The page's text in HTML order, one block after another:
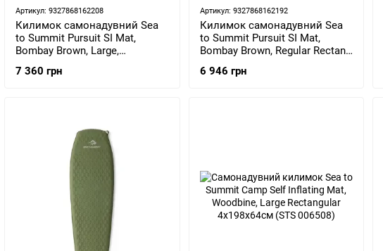
Артикул: 9327868162208
Килимок самонадувний Sea
to Summit Pursuit SI Mat,
Bombay Brown, Large,
060304)
7 360 грн
Артикул: 9327868162192
Килимок самонадувний Sea
to Summit Pursuit SI Mat,
Bombay Brown, Regular Rectang
ASL053102-310303)
6 946 грн